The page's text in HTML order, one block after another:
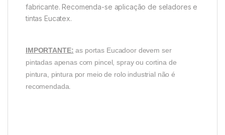
fabricante. Recomenda-se aplicação de seladores e
tintas Eucatex.
IMPORTANTE: as portas Eucadoor devem ser
pintadas apenas com pincel, spray ou cortina de
pintura, pintura por meio de rolo industrial não é
recomendada.